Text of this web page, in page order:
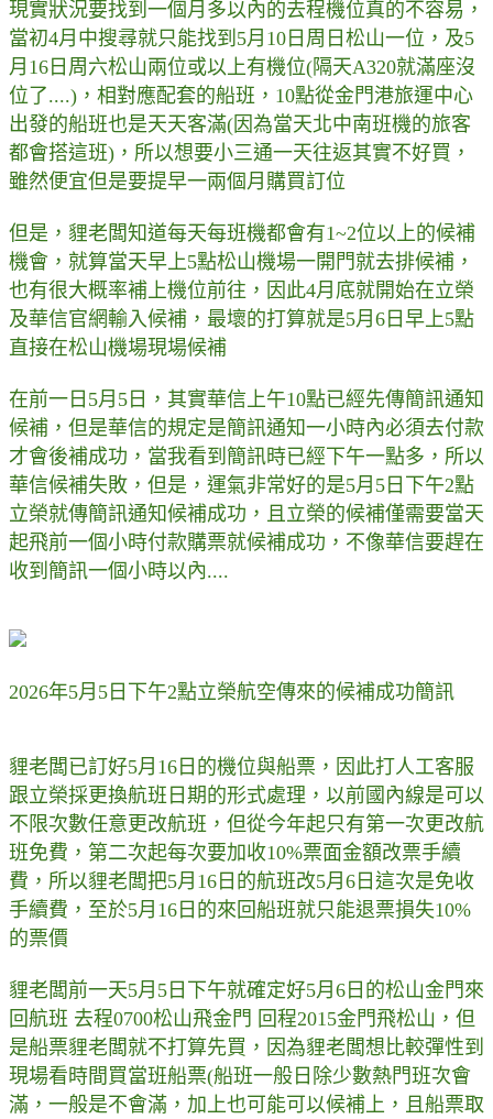
現實狀況要找到一個月多以內的去程機位真的不容易，
當初4月中搜尋就只能找到5月10日周日松山一位，及5
月16日周六松山兩位或以上有機位(隔天A320就滿座沒
位了....)，相對應配套的船班，10點從金門港旅運中心
出發的船班也是天天客滿(因為當天北中南班機的旅客
都會搭這班)，所以想要小三通一天往返其實不好買，
雖然便宜但是要提早一兩個月購買訂位
但是，貍老闆知道每天每班機都會有1~2位以上的候補
機會，就算當天早上5點松山機場一開門就去排候補，
也有很大概率補上機位前往，因此4月底就開始在立榮
及華信官網輸入候補，最壞的打算就是5月6日早上5點
直接在松山機場現場候補
在前一日5月5日，其實華信上午10點已經先傳簡訊通知
候補，但是華信的規定是簡訊通知一小時內必須去付款
才會後補成功，當我看到簡訊時已經下午一點多，所以
華信候補失敗，但是，運氣非常好的是5月5日下午2點
立榮就傳簡訊通知候補成功，且立榮的候補僅需要當天
起飛前一個小時付款購票就候補成功，不像華信要趕在
收到簡訊一個小時以內....
2026年5月5日下午2點立榮航空傳來的候補成功簡訊
貍老闆已訂好5月16日的機位與船票，因此打人工客服
跟立榮採更換航班日期的形式處理，以前國內線是可以
不限次數任意更改航班，但從今年起只有第一次更改航
班免費，第二次起每次要加收10%票面金額改票手續
費，所以貍老闆把5月16日的航班改5月6日這次是免收
手續費，至於5月16日的來回船班就只能退票損失10%
的票價
貍老闆前一天5月5日下午就確定好5月6日的松山金門來
回航班 去程0700松山飛金門 回程2015金門飛松山，但
是船票貍老闆就不打算先買，因為貍老闆想比較彈性到
現場看時間買當班船票(船班一般日除少數熱門班次會
滿，一般是不會滿，加上也可能可以候補上，且船票取